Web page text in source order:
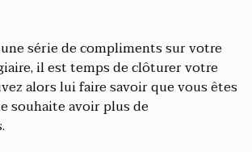
série de compliments sur votre
il est temps de clôturer votre
alors lui faire savoir que vous êtes
souhaite avoir plus de